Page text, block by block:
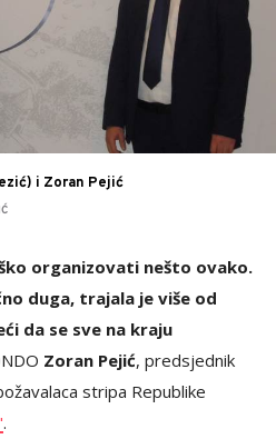
i Zoran Pejić
organizovati nešto ovako.
duga, trajala je više od
da se sve na kraju
Zoran Pejić, predsjednik
stripa Republike
.